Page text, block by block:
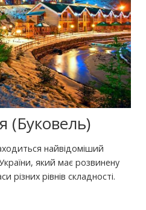
(Буковель)
найвідоміший
який має розвинену
різних рівнів складності.